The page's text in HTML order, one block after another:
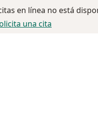
en línea no está
una cita